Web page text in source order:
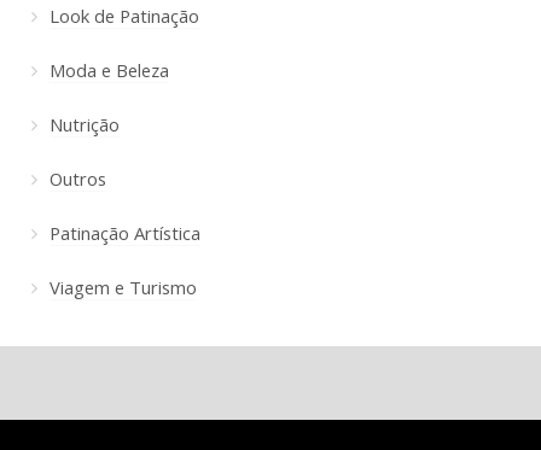
Look de Patinação
Moda e Beleza
Nutrição
Outros
Patinação Artística
Viagem e Turismo